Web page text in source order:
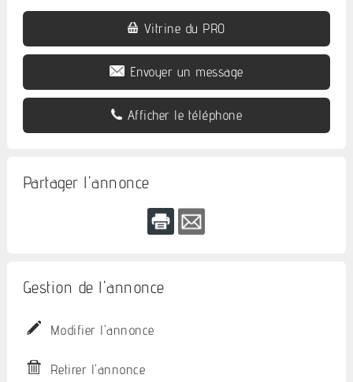
Vitrine du PRO
Envoyer un message
Afficher le téléphone
Partager l'annonce
Gestion de l'annonce
Modifier l'annonce
Retirer l'annonce